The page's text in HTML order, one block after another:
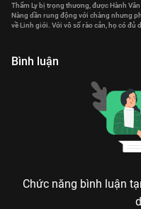
Thẩm Ly bị trọng thương, được Hành
Nàng dần rung động với chàng nhưng
về Linh giới. Với vô số rào cản, họ có đủ
Bình luận
Chức năng bình luận